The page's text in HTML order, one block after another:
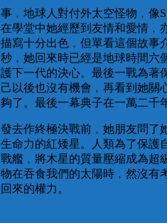
﹐地球人對付外太空怪物﹐像
學堂中她經歷到友情和愛情﹐
寫十分出色﹐但單看這個故
﹐她回來時已經是地球時間
下一代的決心。最後一戰為
以後也沒有機會﹐再看到她
了。最後一幕典子在一萬二千
去作終極決戰前﹐她朋友問了
命力的紅矮星。人類為了保
艦﹐將木星的質量壓縮成為
在吞食我們的太陽時﹐然沒
來的權力。